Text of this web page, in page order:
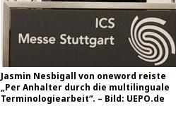
Jasmin Nesbigall von oneword reiste
„Per Anhalter durch die multilinguale
Terminologiearbeit“. – Bild: UEPO.de